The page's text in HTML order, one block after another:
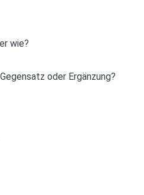
wie?
oder Ergänzung?